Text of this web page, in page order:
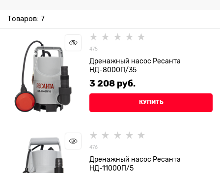
Товаров: 7
475
Дренажный насос Ресанта
НД-8000П/35
3 208 руб.
КУПИТЬ
476
Дренажный насос Ресанта
НД-11000П/5